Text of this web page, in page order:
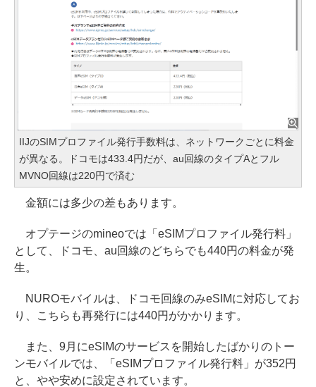
IIJのSIMプロファイル発行手数料は、ネットワークごとに料金
が異なる。ドコモは433.4円だが、au回線のタイプAとフル
MVNO回線は220円で済む
金額には多少の差もあります。
オプテージのmineoでは「eSIMプロファイル発行料」
として、ドコモ、au回線のどちらでも440円の料金が発
生。
NUROモバイルは、ドコモ回線のみeSIMに対応してお
り、こちらも再発行には440円がかかります。
また、9月にeSIMのサービスを開始したばかりのトー
ンモバイルでは、「eSIMプロファイル発行料」が352円
と、やや安めに設定されています。